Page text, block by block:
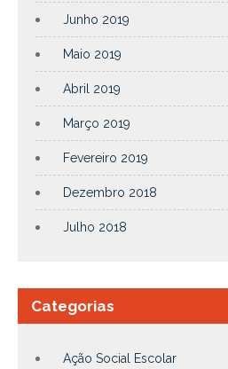
Junho 2019
Maio 2019
Abril 2019
Março 2019
Fevereiro 2019
Dezembro 2018
Julho 2018
Categorias
Ação Social Escolar